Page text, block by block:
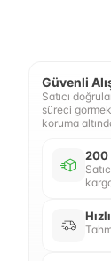
Güvenli
Satıcı
süreci
koruma
200